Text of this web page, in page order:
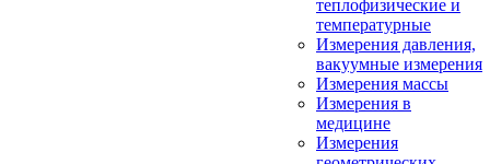
теплофизические и
температурные
Измерения давления,
вакуумные измерения
Измерения массы
Измерения в
медицине
Измерения